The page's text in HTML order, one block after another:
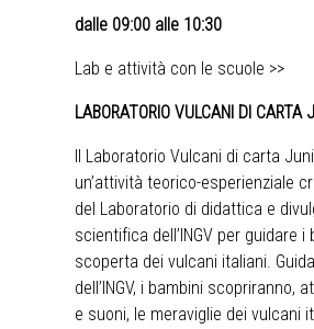
dalle 09:00 alle 10:30
Lab e attività con le scuole >>
LABORATORIO VULCANI DI CARTA
Il Laboratorio Vulcani di carta
un’attività teorico-esperienziale
del Laboratorio di didattica e
scientifica dell’INGV per guidare i
scoperta dei vulcani italiani.
dell’INGV, i bambini scopriranno,
e suoni, le meraviglie dei vulcani